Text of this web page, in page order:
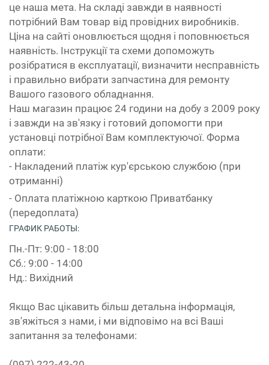
це наша мета. На складі завжди в наявності
потрібний Вам товар від провідних виробників.
Ціна на сайті оновлюється щодня і поповнюється
наявність. Інструкції та схеми допоможуть
розібратися в експлуатації, визначити несправність
і правильно вибрати запчастина для ремонту
Вашого газового обладнання.
Наш магазин працює 24 години на добу з 2009 року
і завжди на зв'язку і готовий допомогти при
установці потрібної Вам комплектуючої. Форма
оплати:
- Накладений платіж кур'єрською службою (при
отриманні)
- Оплата платіжною карткою Приватбанку
(передоплата)
ГРАФИК РАБОТЫ:
Пн.-Пт: 9:00 - 18:00
Сб.: 9:00 - 14:00
Нд.: Вихідний
Якщо Вас цікавить більш детальна інформація,
зв'яжіться з нами, і ми відповімо на всі Ваші
запитання за телефонами: